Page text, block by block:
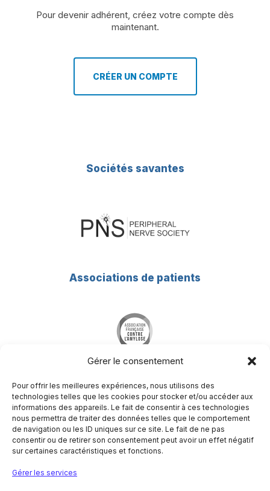
Gérer le consentement
Pour offrir les meilleures expériences, nous utilisons des
technologies telles que les cookies pour stocker et/ou accéder aux
informations des appareils. Le fait de consentir à ces technologies
nous permettra de traiter des données telles que le comportement
de navigation ou les ID uniques sur ce site. Le fait de ne pas
consentir ou de retirer son consentement peut avoir un effet négatif
sur certaines caractéristiques et fonctions.
Gérer les services
Pour devenir adhérent, créez votre compte dès
maintenant.
CRÉER UN COMPTE
Sociétés savantes
Associations de patients
Société Francophone du Nerf Périphérique
Hôpital Pitié-Salpêtrière
Centre de référence des maladies neuromusculaires
Nord/Est/Ile de France